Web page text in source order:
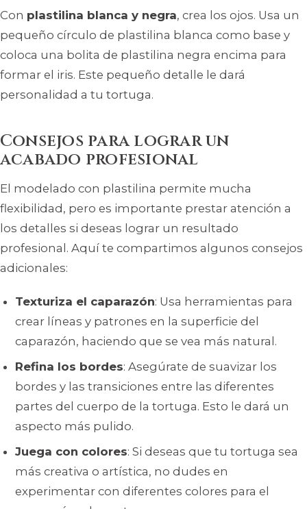
Con plastilina blanca y negra, crea los ojos. Usa un
pequeño círculo de plastilina blanca como base y
coloca una bolita de plastilina negra encima para
formar el iris. Este pequeño detalle le dará
personalidad a tu tortuga.
Consejos para lograr un
acabado profesional
El modelado con plastilina permite mucha
flexibilidad, pero es importante prestar atención a
los detalles si deseas lograr un resultado
profesional. Aquí te compartimos algunos consejos
adicionales:
Texturiza el caparazón: Usa herramientas para
crear líneas y patrones en la superficie del
caparazón, haciendo que se vea más natural.
Refina los bordes: Asegúrate de suavizar los
bordes y las transiciones entre las diferentes
partes del cuerpo de la tortuga. Esto le dará un
aspecto más pulido.
Juega con colores: Si deseas que tu tortuga sea
más creativa o artística, no dudes en
experimentar con diferentes colores para el